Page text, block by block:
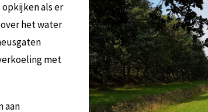
als er
het water
met
aan